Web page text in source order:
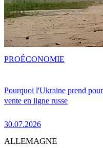
Pourquoi l'Ukraine prend
vente en ligne russe
30.07.2026
PROÉCONOMIE
ALLEMAGNE